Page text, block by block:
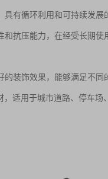
有循环利用和可持续发展
抗压能力，在经受长期使
装饰效果，能够满足不同
适用于城市道路、停车场